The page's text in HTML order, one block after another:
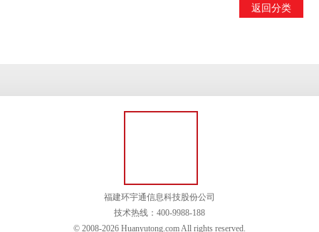
返回分类
福建环宇通信息科技股份公司
技术热线：400-9988-188
© 2008-2026 Huanyutong.com All rights reserved.